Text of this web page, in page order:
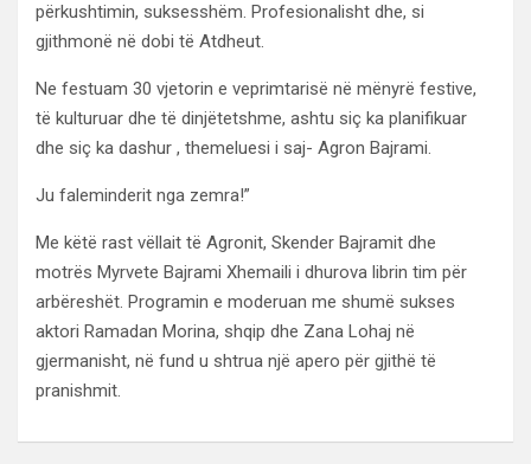
përkushtimin, suksesshëm. Profesionalisht dhe, si
gjithmonë në dobi të Atdheut.
Ne festuam 30 vjetorin e veprimtarisë në mënyrë festive,
të kulturuar dhe të dinjëtetshme, ashtu siç ka planifikuar
dhe siç ka dashur , themeluesi i saj- Agron Bajrami.
Ju faleminderit nga zemra!”
Me këtë rast vëllait të Agronit, Skender Bajramit dhe
motrës Myrvete Bajrami Xhemaili i dhurova librin tim për
arbëreshët. Programin e moderuan me shumë sukses
aktori Ramadan Morina, shqip dhe Zana Lohaj në
gjermanisht, në fund u shtrua një apero për gjithë të
pranishmit.